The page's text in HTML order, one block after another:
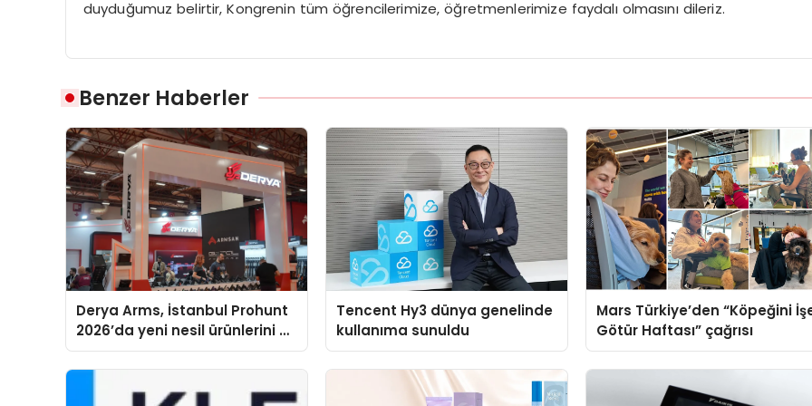
duyduğumuz belirtir, Kongrenin tüm öğrencilerimize, öğretmenlerimize faydalı olmasını dileriz.
Benzer Haberler
Derya Arms, İstanbul Prohunt
2026’da yeni nesil ürünlerini ve
global marka vizyonunu
sergiledi
Tencent Hy3 dünya genelinde
kullanıma sunuldu
Mars Türkiye’den “Köpeğini
Götür Haftası” çağrısı